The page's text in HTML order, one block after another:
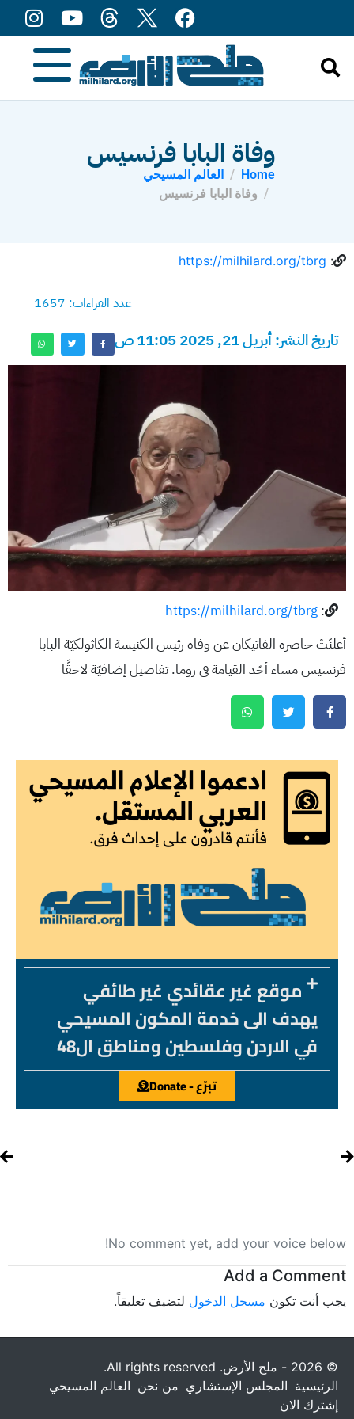
وفاة البابا فرنسيس
Home
العالم المسيحي
وفاة البابا فرنسيس
:
https://milhilard.org/tbrg
عدد القراءات: 1657
تاريخ النشر: أبريل 21, 2025 11:05 ص
:
https://milhilard.org/tbrg
أعلنَتْ حاضرة الفاتيكان عن وفاة رئيس الكنيسة الكاثولكيّة البابا
فرنسيس مساء أحّد القيامة في روما. تفاصيل إضافيّة لاحقًا
موقع غير عقائدي غير طائفي
يهدف الى خدمة المكون المسيحي
في الاردن وفلسطين ومناطق ال48
تبرّع - Donate
No comment yet, add your voice below!
Add a Comment
يجب أنت تكون مسجل الدخول لتضيف تعليقاً.
© 2026 - ملح الأرض. All rights reserved.
الرئيسية المجلس الإستشاري من نحن العالم المسيحي
إشترك الان